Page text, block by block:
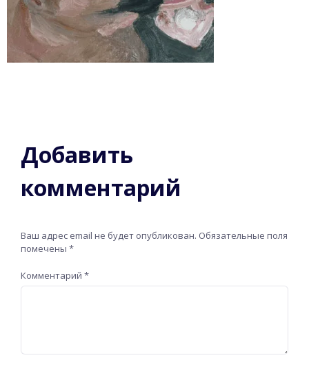
Добавить
комментарий
Ваш адрес email не будет опубликован. Обязательные поля
помечены *
Комментарий *